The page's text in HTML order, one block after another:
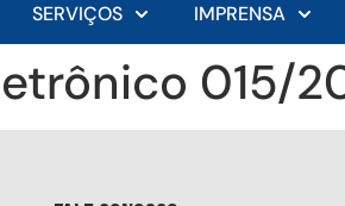
SERVIÇOS IMPRENSA
015/